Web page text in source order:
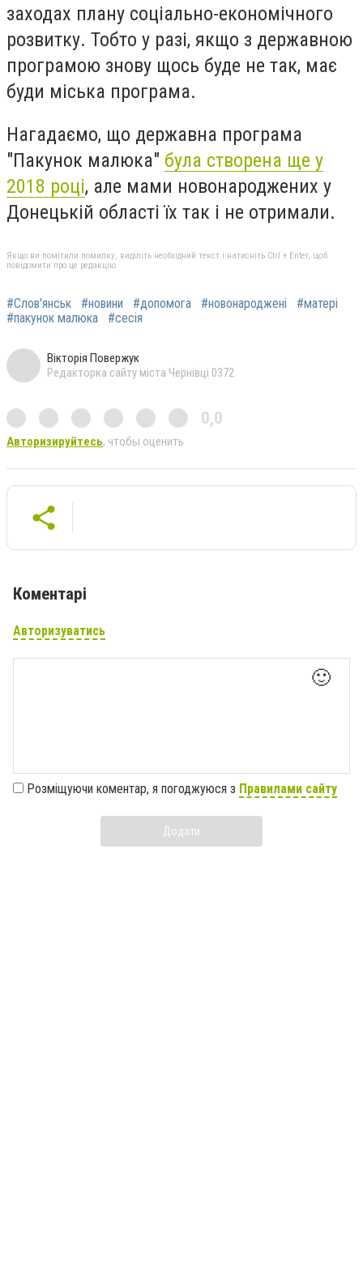
заходах плану соціально-економічного
розвитку. Тобто у разі, якщо з державною
програмою знову щось буде не так, має
буди міська програма.
Нагадаємо, що державна програма
"Пакунок малюка" була створена ще у
2018 році, але мами новонароджених у
Донецькій області їх так і не отримали.
Якщо ви помітили помилку, виділіть необхідний текст і натисніть Ctrl + Enter, щоб
повідомити про це редакцію
#Слов'янськ #новини #допомога #новонароджені
#матері
#пакунок малюка
#сесія
Вікторія Повержук
Редакторка сайту міста Чернівці 0372
0,0
Авторизируйтесь, чтобы оценить
Коментарі
Авторизуватись
🙂
Розміщуючи коментар, я погоджуюся з Правилами сайту
Додати